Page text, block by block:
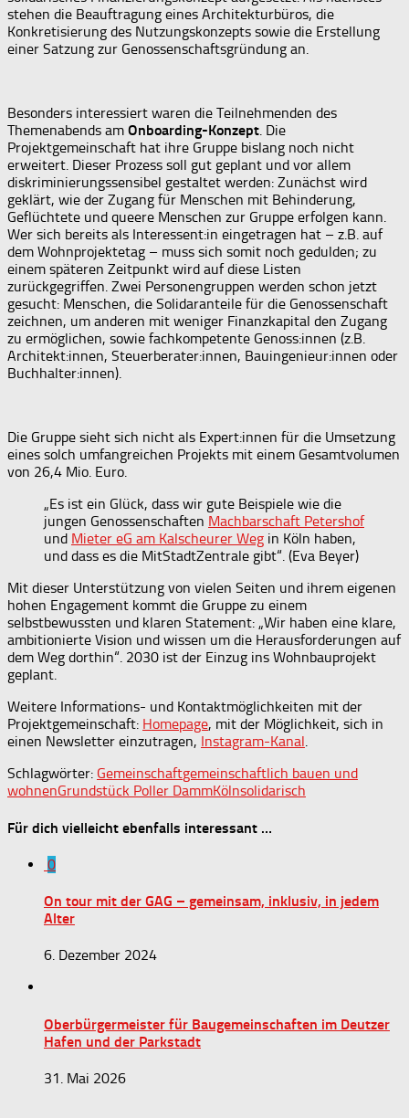
stehen die Beauftragung eines Architekturbüros, die
Konkretisierung des Nutzungskonzepts sowie die Erstellung
einer Satzung zur Genossenschaftsgründung an.
Besonders interessiert waren die Teilnehmenden des
Themenabends am Onboarding-Konzept. Die
Projektgemeinschaft hat ihre Gruppe bislang noch nicht
erweitert. Dieser Prozess soll gut geplant und vor allem
diskriminierungssensibel gestaltet werden: Zunächst wird
geklärt, wie der Zugang für Menschen mit Behinderung,
Geflüchtete und queere Menschen zur Gruppe erfolgen kann.
Wer sich bereits als Interessent:in eingetragen hat – z.B. auf
dem Wohnprojektetag – muss sich somit noch gedulden; zu
einem späteren Zeitpunkt wird auf diese Listen
zurückgegriffen. Zwei Personengruppen werden schon jetzt
gesucht: Menschen, die Solidaranteile für die Genossenschaft
zeichnen, um anderen mit weniger Finanzkapital den Zugang
zu ermöglichen, sowie fachkompetente Genoss:innen (z.B.
Architekt:innen, Steuerberater:innen, Bauingenieur:innen oder
Buchhalter:innen).
Die Gruppe sieht sich nicht als Expert:innen für die Umsetzung
eines solch umfangreichen Projekts mit einem Gesamtvolumen
von 26,4 Mio. Euro.
„Es ist ein Glück, dass wir gute Beispiele wie die
jungen Genossenschaften Machbarschaft Petershof
und Mieter eG am Kalscheurer Weg in Köln haben,
und dass es die MitStadtZentrale gibt“. (Eva Beyer)
Mit dieser Unterstützung von vielen Seiten und ihrem eigenen
hohen Engagement kommt die Gruppe zu einem
selbstbewussten und klaren Statement: „Wir haben eine klare,
ambitionierte Vision und wissen um die Herausforderungen auf
dem Weg dorthin“. 2030 ist der Einzug ins Wohnbauprojekt
geplant.
Weitere Informations- und Kontaktmöglichkeiten mit der
Projektgemeinschaft: Homepage, mit der Möglichkeit, sich in
einen Newsletter einzutragen, Instagram-Kanal.
Schlagwörter: Gemeinschaftgemeinschaftlich bauen und
wohnenGrundstück Poller DammKölnsolidarisch
Für dich vielleicht ebenfalls interessant …
0
On tour mit der GAG – gemeinsam, inklusiv, in jedem
Alter
6. Dezember 2024
Oberbürgermeister für Baugemeinschaften im Deutzer
Hafen und der Parkstadt
31. Mai 2026